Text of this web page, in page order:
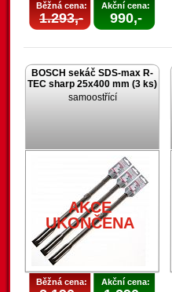
Běžná cena:
1.293,-
Akční cena:
990,-
BOSCH sekáč SDS-max R-
TEC sharp 25x400 mm (3 ks)
samoostřící
AKCE
UKONČENA
Běžná cena: Akční cena: